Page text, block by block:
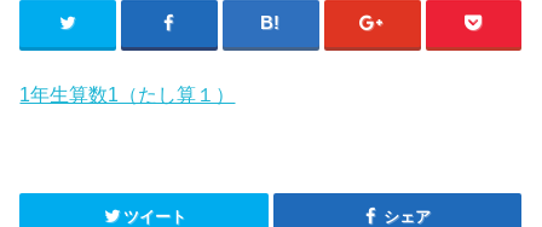
1年生算数1（たし算１）
ツイート シェア